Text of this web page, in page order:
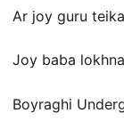
Ar joy guru teika
Joy baba
Boyraghi